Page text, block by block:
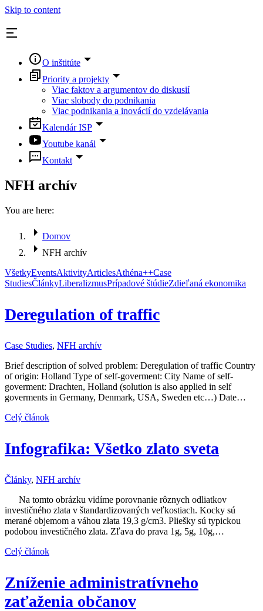
Skip to content
O inštitúte
Priority a projekty
Viac faktov a argumentov do diskusií
Viac slobody do podnikania
Viac podnikania a inovácií do vzdelávania
Kalendár ISP
Youtube kanál
Kontakt
NFH archív
You are here:
Domov
NFH archív
VšetkyEventsAktivityArticlesAthéna++Case
StudiesČlánkyLiberalizmusPrípadové štúdieZdieľaná ekonomika
Deregulation of traffic
Case Studies, NFH archív
Brief description of solved problem: Deregulation of traffic Country
of origin: Holland Type of self-goverment: City Name of self-
goverment: Drachten, Holland (solution is also applied in self
goverments in Germany, Denmark, USA, Sweden etc…) Date…
Celý článok
Infografika: Všetko zlato sveta
Články, NFH archív
Na tomto obrázku vidíme porovnanie rôznych odliatkov
investičného zlata v štandardizovaných veľkostiach. Kocky sú
merané objemom a váhou zlata 19,3 g/cm3. Pliešky sú typickou
podobou investičného zlata. Zľava do prava 1g, 5g, 10g,…
Celý článok
Zníženie administratívneho
zaťaženia občanov